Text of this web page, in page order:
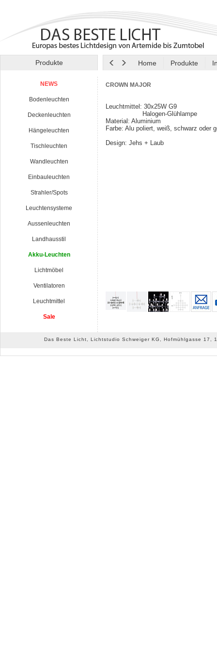
Produkte Home Produkte
NEWS
Bodenleuchten
Deckenleuchten
Hängeleuchten
Tischleuchten
Wandleuchten
Einbauleuchten
Strahler/Spots
Leuchtensysteme
Aussenleuchten
Landhausstil
Akku-Leuchten
Lichtmöbel
Ventilatoren
Leuchtmittel
Sale
CROWN MAJOR
Leuchtmittel: 30x25W G9
Halogen-
Material: Aluminium
Farbe: Alu poliert, weiß, schwarz oder
Design: Jehs + Laub
Das Beste Licht, Lichtstudio Schweiger KG, Hofmühlgasse